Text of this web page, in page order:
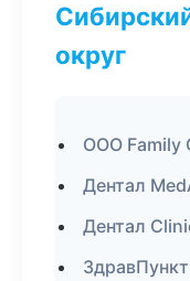
округ
ООО Family
Дентал
Дентал